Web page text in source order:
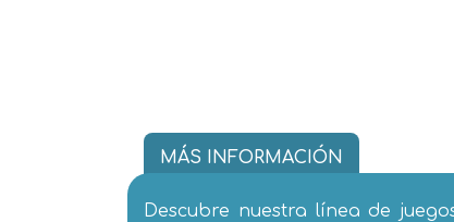
MÁS INFORMACIÓN
Descubre nuestra línea de